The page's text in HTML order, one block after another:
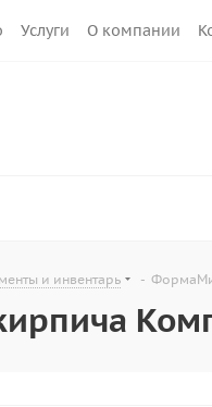
Услуги О компании
и инвентарь -